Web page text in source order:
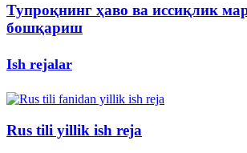
Тупроқнинг ҳаво ва иссиқлик
бошқариш
Ish rejalar
Rus tili yillik ish reja